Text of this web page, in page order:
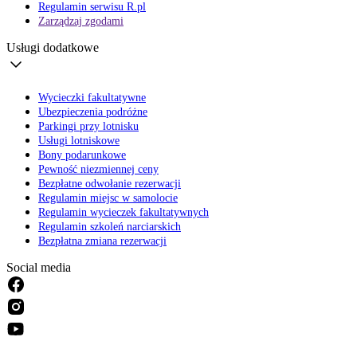
Regulamin serwisu R.pl
Zarządzaj zgodami
Usługi dodatkowe
Wycieczki fakultatywne
Ubezpieczenia podróżne
Parkingi przy lotnisku
Usługi lotniskowe
Bony podarunkowe
Pewność niezmiennej ceny
Bezpłatne odwołanie rezerwacji
Regulamin miejsc w samolocie
Regulamin wycieczek fakultatywnych
Regulamin szkoleń narciarskich
Bezpłatna zmiana rezerwacji
Social media